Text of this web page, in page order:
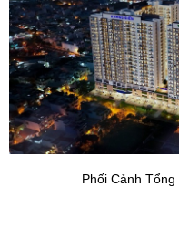
Phối Cảnh